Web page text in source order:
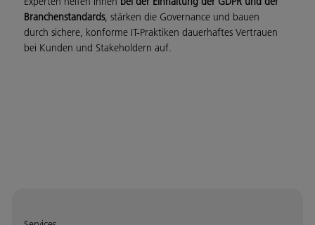
Branchenstandards, stärken die Governance und bauen
durch sichere, konforme IT-Praktiken dauerhaftes Vertrauen
bei Kunden und Stakeholdern auf.